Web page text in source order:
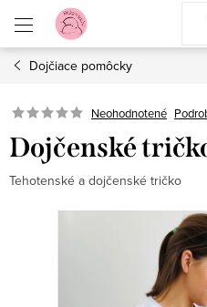
obsah
Dojčiace pomôcky
Neohodnotené
Dojčenské
Tehotenské a dojčenské tričko